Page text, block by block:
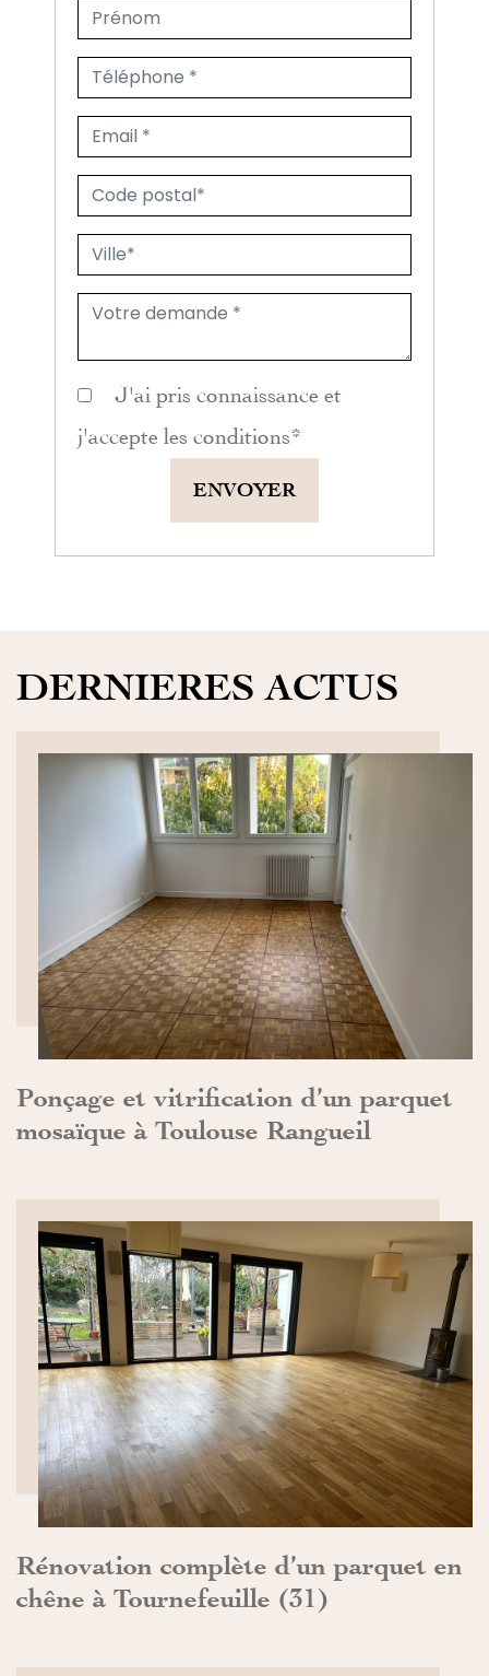
J'ai pris connaissance et
j'accepte les conditions *
ENVOYER
DERNIERES ACTUS
Ponçage et vitrification d’un parquet
mosaïque à Toulouse Rangueil
DÉCOUVRIR>>
Rénovation complète d’un parquet en
chêne à Tournefeuille (31)
DÉCOUVRIR>>